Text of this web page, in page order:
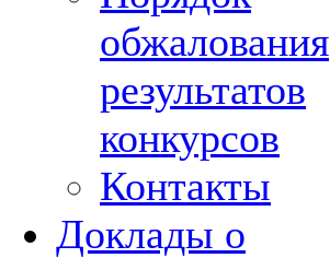
обжалования
результатов
конкурсов
Контакты
Доклады о